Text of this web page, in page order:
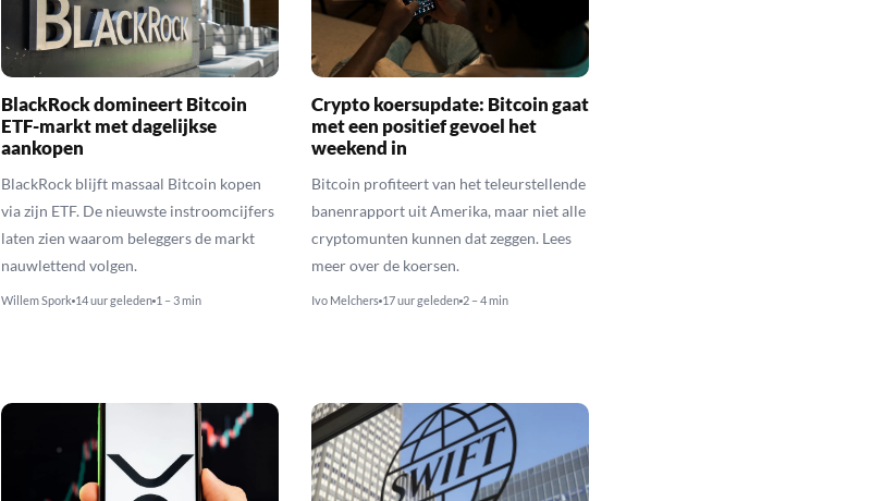
BlackRock domineert Bitcoin
ETF-markt met dagelijkse
aankopen
BlackRock blijft massaal Bitcoin kopen
via zijn ETF. De nieuwste instroomcijfers
laten zien waarom beleggers de markt
nauwlettend volgen.
Willem Spork 14 uur geleden 1 – 3 min
Crypto koersupdate: Bitcoin gaat
met een positief gevoel het
weekend in
Bitcoin profiteert van het teleurstellende
banenrapport uit Amerika, maar niet alle
cryptomunten kunnen dat zeggen. Lees
meer over de koersen.
Ivo Melchers 17 uur geleden 2 – 4 min